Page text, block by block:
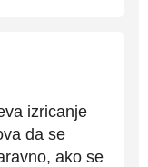
izricanje
da se
ako se